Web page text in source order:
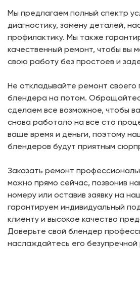
Мы предлагаем полный спектр
диагностику, замену деталей,
профилактику. Мы также
качественный ремонт, чтобы вы
свою работу без простоев и
Не откладывайте ремонт своего
блендера на потом.
сделаем все возможное, чтобы
снова работало на все сто
ваше время и деньги, поэтому
блендеров будут приятным
Заказать ремонт
можно прямо сейчас, позвонив
номеру или оставив заявку на
гарантируем индивидуальный
клиенту и высокое качество
Доверьте свой блендер
наслаждайтесь его